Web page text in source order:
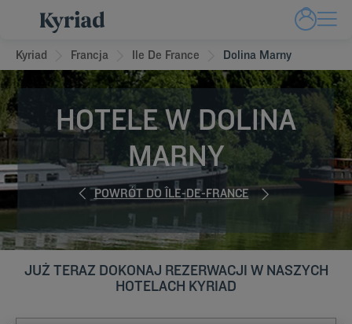
Kyriad Francja Ile De France Dolina Marny
HOTELE W DOLINA
MARNY
POWRÓT DO ÎLE-DE-FRANCE
JUŻ TERAZ DOKONAJ REZERWACJI W NASZYCH
HOTELACH KYRIAD